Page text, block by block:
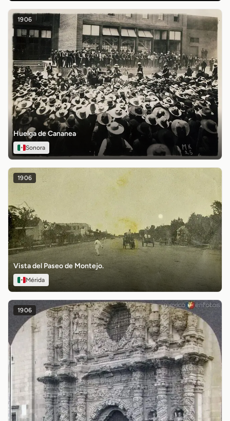
1906
Huelga de Cananea
Sonora
1906
Vista del Paseo de Montejo.
Mérida
1906